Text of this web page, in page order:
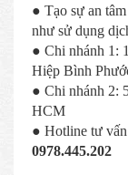
● Tạo sự an
như sử dụng
● Chi nhánh 1:
Hiệp Bình
● Chi nhánh 2:
HCM
● Hotline tư
0978.445.202